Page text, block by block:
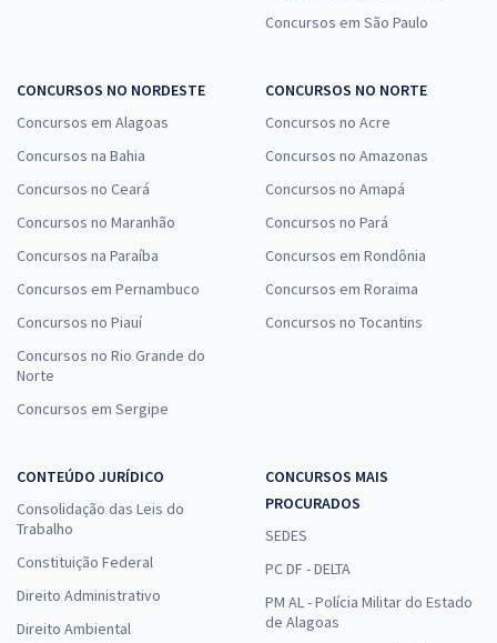
Concursos em São Paulo
CONCURSOS NO NORDESTE
Concursos em Alagoas
Concursos na Bahia
Concursos no Ceará
Concursos no Maranhão
Concursos na Paraíba
Concursos em Pernambuco
Concursos no Piauí
Concursos no Rio Grande do
Norte
Concursos em Sergipe
CONCURSOS NO NORTE
Concursos no Acre
Concursos no Amazonas
Concursos no Amapá
Concursos no Pará
Concursos em Rondônia
Concursos em Roraima
Concursos no Tocantins
CONTEÚDO JURÍDICO
Consolidação das Leis do
Trabalho
Constituição Federal
Direito Administrativo
Direito Ambiental
CONCURSOS MAIS
PROCURADOS
SEDES
PC DF - DELTA
PM AL - Polícia Militar do Estado
de Alagoas